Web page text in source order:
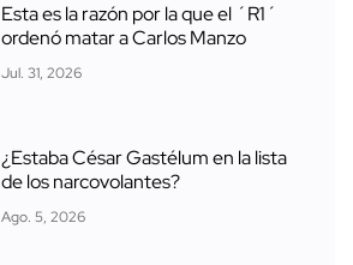
Esta es la razón por la que el ´R1´
ordenó matar a Carlos Manzo
Jul. 31, 2026
¿Estaba César Gastélum en la lista
de los narcovolantes?
Ago. 5, 2026